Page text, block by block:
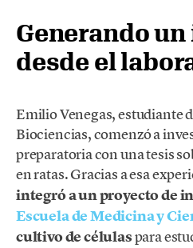
Generando
desde el
Emilio Venegas, estudiante
Biociencias, comenzó a
preparatoria con una tesis
en ratas. Gracias a esa
integró a un proyecto de
Escuela de Medicina y
cultivo de célulaspara